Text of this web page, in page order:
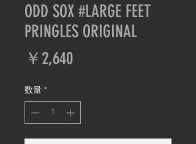
ODD SOX #LARGE FEET
PRINGLES ORIGINAL
￥2,640価
数量 *